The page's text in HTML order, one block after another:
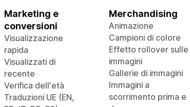
Marketing e
conversioni
Visualizzazione
rapida
Visualizzati di
recente
Verifica dell'età
Traduzioni UE (EN,
Merchandising
Animazione
Campioni di colore
Effetto rollover sulle
immagini
Gallerie di immagini
Immagini a
scorrimento prima e